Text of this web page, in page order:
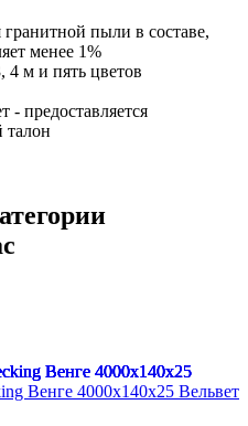
гранитной пыли в составе,
менее 1%
м и пять цветов
- предоставляется
Венге 4000x140x25 Вельвет